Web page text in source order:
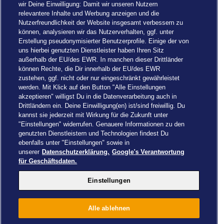
Drachenzähmen - Die Insel © 2026 DreamWorks Animation LLC
TM & © 2026 Columbia Pictures Industries, Inc. All Rights Reserved
© Heide Park Resort 2026, alle Rechte vorbehalten. Änderungen
vorbehalten.
Einstellungen
wir Deine Einwilligung: Damit wir unseren Nutzern
relevantere Inhalte und Werbung anzeigen und die
Nutzerfreundlichkeit der Website insgesamt verbessern zu
können, analysieren wir das Nutzerverhalten, ggf. unter
Erstellung pseudonymisierter Benutzerprofile. Einige der von
uns hierbei genutzten Dienstleister haben Ihren Sitz
außerhalb der EU/des EWR. In manchen dieser Drittländer
können Rechte, die Dir innerhalb der EU/des EWR
zustehen, ggf. nicht oder nur eingeschränkt gewährleistet
werden. Mit Klick auf den Button "Alle Einstellungen
akzeptieren" willigst Du in die Datenverarbeitung auch in
Drittländern ein. Deine Einwilligung(en) ist/sind freiwillig. Du
kannst sie jederzeit mit Wirkung für die Zukunft unter
"Einstellungen" widerrufen. Genauere Informationen zu den
genutzten Dienstleistern und Technologien findest Du
ebenfalls unter "Einstellungen" sowie in
unserer Datenschutzerklärung. Google's Verantwortung
für Geschäftsdaten.
Einstellungen
Alle ablehnen